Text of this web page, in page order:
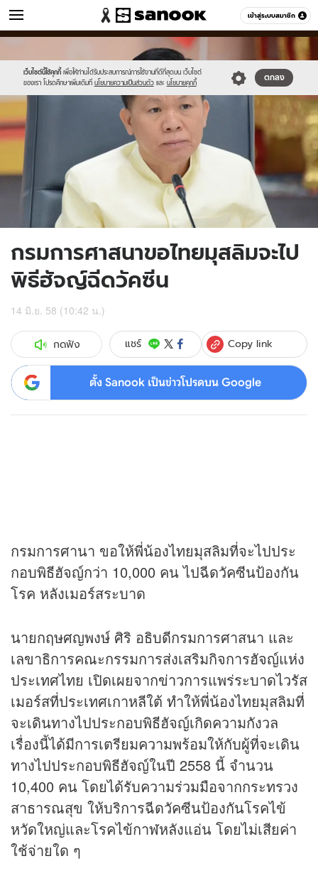
เข้าสู่ระบบสมาชิก
ข่าว หมวดอื่นๆ
เว็บไซต์นี้ใช้คุกกี้ เพื่อให้ท่านได้รับประสบการณ์การใช้งานที่ดีที่สุดบน เว็บไซต์
ของเรา โปรดศึกษาเพิ่มเติมที่ นโยบายความเป็นส่วนตัว และ นโยบายคุกกี้
ตกลง
//s.isanook.com/sr/0/images/logo-
new-
sanook.png
//s.isanook.com/ns/0/ud/362/1812078/624771-
01.jpg
กรมการศาสนาขอไทยมุสลิมจะไป
พิธีฮัจญ์ฉีดวัคซีน
14 มิ.ย. 58 (10:42 น.)
กดฟัง แชร์ Copy link
ตั้ง Sanook เป็นข่าวโปรดบน Google
กรมการศานา ขอให้พี่น้องไทยมุสลิมที่จะไปประ
กอบพิธีฮัจญ์กว่า 10,000 คน ไปฉีดวัคซีนป้องกัน
โรค หลังเมอร์สระบาด
นายกฤษศญพงษ์ ศิริ อธิบดีกรมการศาสนา และ
เลขาธิการคณะกรรมการส่งเสริมกิจการฮัจญ์แห่ง
ประเทศไทย เปิดเผยจากข่าวการแพร่ระบาดไวรัส
เมอร์สที่ประเทศเกาหลีใต้ ทำให้พี่น้องไทยมุสลิมที่
จะเดินทางไปประกอบพิธีฮัจญ์เกิดความกังวล
เรื่องนี้ได้มีการเตรียมความพร้อมให้กับผู้ที่จะเดิน
ทางไปประกอบพิธีฮัจญ์ในปี 2558 นี้ จำนวน
10,400 คน โดยได้รับความร่วมมือจากกระทรวง
สาธารณสุข ให้บริการฉีดวัคซีนป้องกันโรคไข้
หวัดใหญ่และโรคไข้กาฬหลังแอ่น โดยไม่เสียค่า
ใช้จ่ายใด ๆ